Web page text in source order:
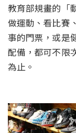
教育部規畫的「
做運動、看比賽
事的門票，或是
配備，都可不限
為止。